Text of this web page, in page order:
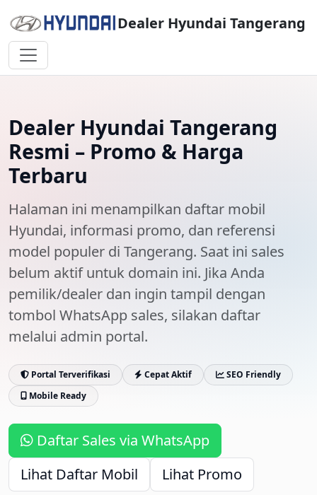
Dealer Hyundai Tangerang
Dealer Hyundai Tangerang
Resmi – Promo & Harga
Terbaru
Halaman ini menampilkan daftar mobil
Hyundai, informasi promo, dan referensi
model populer di Tangerang. Saat ini sales
belum aktifuntuk domain ini. Jika Anda
pemilik/dealer dan ingin tampil dengan
tombol WhatsApp sales, silakan daftar
melalui admin portal.
Portal Terverifikasi Cepat Aktif
SEO Friendly
Mobile Ready
Daftar Sales via WhatsApp
Lihat Daftar Mobil
Lihat Promo